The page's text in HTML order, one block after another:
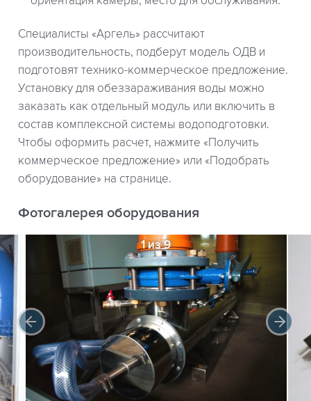
Специалисты «Аргель» рассчитают
производительность, подберут модель ОДВ и
подготовят технико-коммерческое предложение.
Установку для обеззараживания воды можно
заказать как отдельный модуль или включить в
состав комплексной системы водоподготовки.
Чтобы оформить расчет, нажмите «Получить
коммерческое предложение» или «Подобрать
оборудование» на странице.
Фотогалерея оборудования
1 из 9